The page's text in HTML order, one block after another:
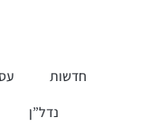
חדשות
נדל”ן